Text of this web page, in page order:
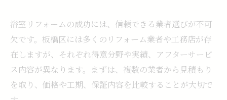
浴室リフォームの成功には、信頼できる業者選びが不可
欠です。板橋区には多くのリフォーム業者や工務店が存
在しますが、それぞれ得意分野や実績、アフターサービ
ス内容が異なります。まずは、複数の業者から見積もり
を取り、価格や工期、保証内容を比較することが大切で